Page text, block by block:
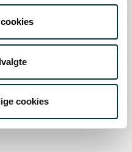
cookies
i umiddelbar nærhed